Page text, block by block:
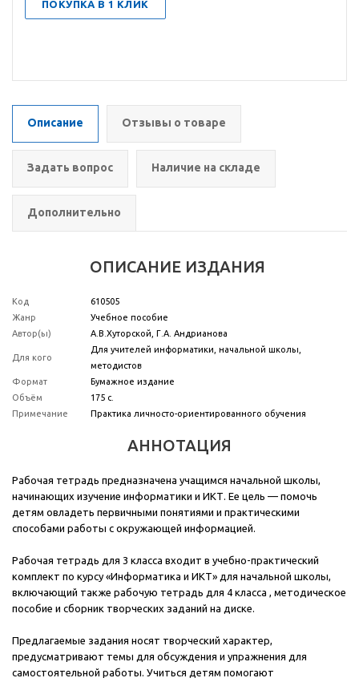
ПОКУПКА В 1 КЛИК
Описание Отзывы о товаре
Задать вопрос Наличие на складе
Дополнительно
ОПИСАНИЕ ИЗДАНИЯ
Код
610505
Жанр
Учебное пособие
Автор(ы)
А.В.Хуторской, Г.А. Андрианова
Для кого
Для учителей информатики, начальной школы,
методистов
Формат
Бумажное издание
Объём
175 с.
Примечание
Практика личносто-ориентированного обучения
АННОТАЦИЯ
Рабочая тетрадь предназначена учащимся начальной школы,
начинающих изучение информатики и ИКТ. Ее цель — помочь
детям овладеть первичными понятиями и практическими
способами работы с окружающей информацией.
Рабочая тетрадь для 3 класса входит в учебно-практический
комплект по курсу «Информатика и ИКТ» для начальной школы,
включающий также рабочую тетрадь для 4 класса , методическое
пособие и сборник творческих заданий на диске.
Предлагаемые задания носят творческий характер,
предусматривают темы для обсуждения и упражнения для
самостоятельной работы. Учиться детям помогают